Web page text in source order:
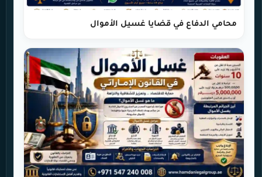
محامي الدفاع في قضايا غسيل الأموال